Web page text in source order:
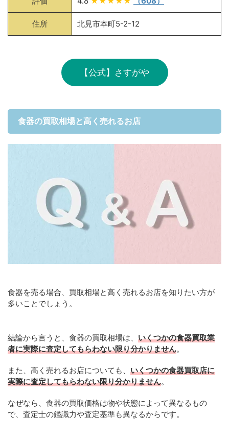
住所 北見市本町5-2-12
【公式】さすがや
食器の買取相場と高く売れるお店
食器を売る場合、買取相場と高く売れるお店を知りたい方が
多いことでしょう。
結論から言うと、食器の買取相場は、 いくつかの食器買取業
者に実際に査定してもらわない限り分かりません。
また、高く売れるお店についても、 いくつかの食器買取店に
実際に査定してもらわない限り分かりません。
なぜなら、食器の買取価格は物や状態によって異なるもの
で、査定士の鑑識力や査定基準も異なるからです。